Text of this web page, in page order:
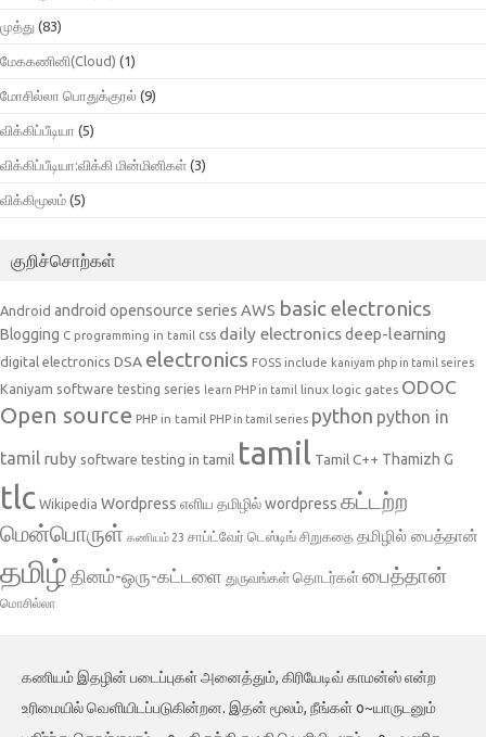
முத்து (83)
மேககணினி(Cloud) (1)
மோசில்லா பொதுக்குரல் (9)
விக்கிப்பீடியா (5)
விக்கிப்பீடியா:விக்கி மின்மினிகள் (3)
விக்கிமூலம் (5)
குறிச்சொற்கள்
Android android opensource series AWS basic electronics
Blogging C programming in tamil css daily electronicsdeep-learning
digital electronics DSA electronics FOSS include kaniyam php in tamil seires
Kaniyam software testing series learn PHP in tamil linux logic gates ODOC
Open source PHP in tamil PHP in tamil series python python in
tamil ruby software testing in tamil tamil Tamil C++ Thamizh G
tlc Wikipedia Wordpress எளிய தமிழில் wordpress கட்டற்ற
மென்பொருள் கணியம் 23 சாப்ட்வேர் டெஸ்டிங் சிறுகதை தமிழில் பைத்தான்
தமிழ் தினம்-ஒரு-கட்டளை துருவங்கள் தொடர்கள்பைத்தான்
மொசில்லா
கணியம் இதழின் படைப்புகள் அனைத்தும், கிரியேடிவ் காமன்ஸ் என்ற
உரிமையில் வெளியிடப்படுகின்றன. இதன் மூலம், நீங்கள் o~யாருடனும்